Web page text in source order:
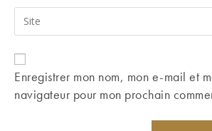
comment
email
address
comment
Saisir
l’URL
de
votre
(facultatif)
Enregistrer mon nom, mon e-mail et
navigateur pour mon prochain